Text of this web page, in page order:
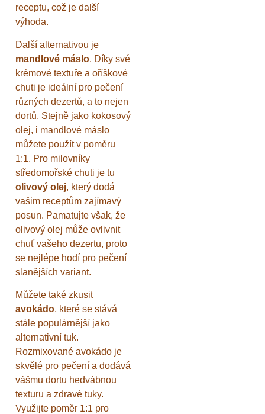
receptu, což je další
výhoda.
Další alternativou je
mandlové máslo. Díky své
krémové textuře a oříškové
chuti je ideální pro pečení
různých dezertů, a to nejen
dortů. Stejně jako kokosový
olej, i mandlové máslo
můžete použít v poměru
1:1. Pro milovníky
středomořské chuti je tu
olivový olej, který dodá
vašim receptům zajímavý
posun. Pamatujte však, že
olivový olej může ovlivnit
chuť vašeho dezertu, proto
se nejlépe hodí pro pečení
slanějších variant.
Můžete také zkusit
avokádo, které se stává
stále populárnější jako
alternativní tuk.
Rozmixované avokádo je
skvělé pro pečení a dodává
vášmu dortu hedvábnou
texturu a zdravé tuky.
Využijte poměr 1:1 pro